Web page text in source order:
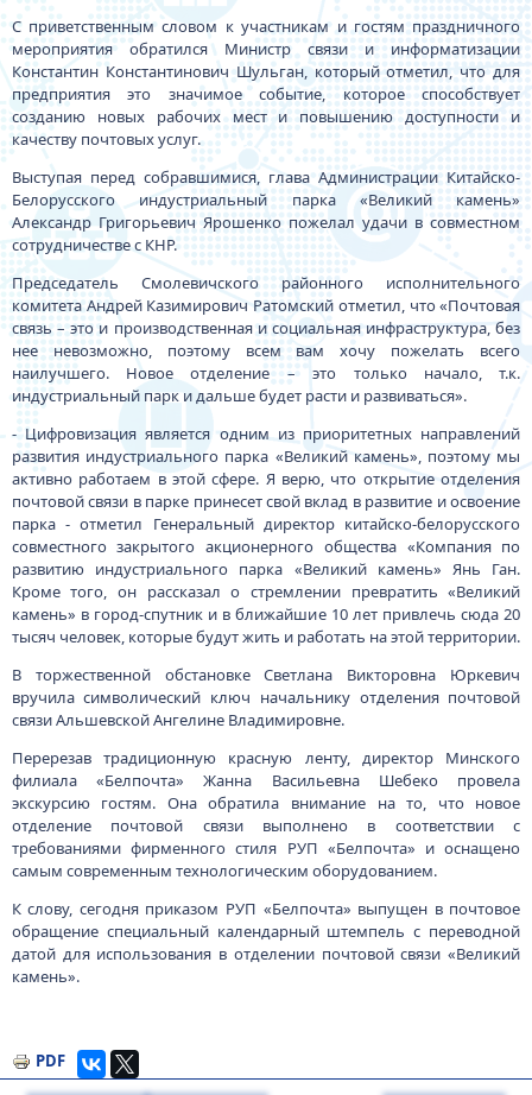
С приветственным словом к участникам и гостям праздничного
мероприятия обратился Министр связи и информатизации
Константин Константинович Шульган, который отметил, что для
предприятия это значимое событие, которое способствует
созданию новых рабочих мест и повышению доступности и
качеству почтовых услуг.
Выступая перед собравшимися, глава Администрации Китайско-
Белорусского индустриальный парка «Великий камень»
Александр Григорьевич Ярошенко пожелал удачи в совместном
сотрудничестве с КНР.
Председатель Смолевичского районного исполнительного
комитета Андрей Казимирович Ратомский отметил, что «Почтовая
связь – это и производственная и социальная инфраструктура, без
нее невозможно, поэтому всем вам хочу пожелать всего
наилучшего. Новое отделение – это только начало, т.к.
индустриальный парк и дальше будет расти и развиваться».
- Цифровизация является одним из приоритетных направлений
развития индустриального парка «Великий камень», поэтому мы
активно работаем в этой сфере. Я верю, что открытие отделения
почтовой связи в парке принесет свой вклад в развитие и освоение
парка - отметил Генеральный директор китайско-белорусского
совместного закрытого акционерного общества «Компания по
развитию индустриального парка «Великий камень» Янь Ган.
Кроме того, он рассказал о стремлении превратить «Великий
камень» в город-спутник и в ближайшие 10 лет привлечь сюда 20
тысяч человек, которые будут жить и работать на этой территории.
В торжественной обстановке Светлана Викторовна Юркевич
вручила символический ключ начальнику отделения почтовой
связи Альшевской Ангелине Владимировне.
Перерезав традиционную красную ленту, директор Минского
филиала «Белпочта» Жанна Васильевна Шебеко провела
экскурсию гостям. Она обратила внимание на то, что новое
отделение почтовой связи выполнено в соответствии с
требованиями фирменного стиля РУП «Белпочта» и оснащено
самым современным технологическим оборудованием.
К слову, сегодня приказом РУП «Белпочта» выпущен в почтовое
обращение специальный календарный штемпель с переводной
датой для использования в отделении почтовой связи «Великий
камень».
PDF